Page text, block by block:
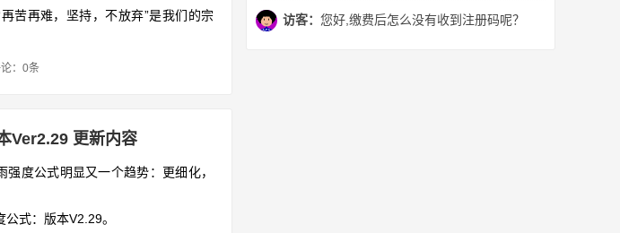
苦再难，坚持，不放弃”是我们的宗
达州市暴雨强度公式以及安徽省滁州
：0条
Ver2.29 更新内容
度公式明显又一个趋势：更细化，
式：版本V2.29。
访客： 您好,缴费后怎么没有收到注册码呢？